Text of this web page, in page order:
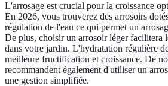
L'arrosage est crucial pour la croissance
En 2026, vous trouverez des arrosoirs
régulation de l'eau ce qui permet un
De plus, choisir un arrosoir léger facilitera
dans votre jardin. L'hydratation régulière
meilleure fructification et croissance. De
recommandent également d'utiliser un
une gestion simplifiée.